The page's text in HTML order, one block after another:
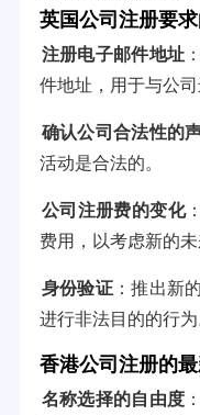
英国公司注册要
注册电子邮件地址
件地址，用于与公司
确认公司合法性的
活动是合法的。
公司注册费的变化
费用，以考虑新的未
身份验证：推出新
进行非法目的的行为
香港公司注册的
名称选择的自由度